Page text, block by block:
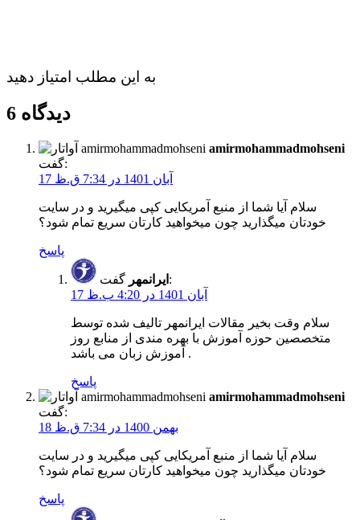
به این مطلب امتیاز دهید
6 دیدگاه
amirmohammadmohseni
گفت:
17 آبان 1401 در 7:34 ق.ظ
سلام آیا شما از منبع آمریکایی کپی میگیرید و در سایت
خودتان میگذارید چون میخواهید کارتان سریع تمام شود‍؟
پاسخ
ایرانمهر گفت:
17 آبان 1401 در 4:20 ب.ظ
سلام وقت بخیر مقالات ایرانمهر تالیف شده توسط
متخصصین حوزه آموزش با بهره مندی از منابع روز
آموزش زبان می باشد .
پاسخ
amirmohammadmohseni
گفت:
18 بهمن 1400 در 7:34 ق.ظ
سلام آیا شما از منبع آمریکایی کپی میگیرید و در سایت
خودتان میگذارید چون میخواهید کارتان سریع تمام شود‍؟
پاسخ